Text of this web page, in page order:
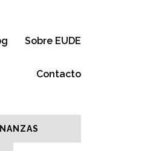
Sobre EUDE
Contacto